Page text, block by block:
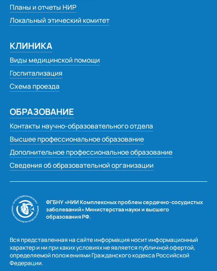
Планы и отчеты НИР
Локальный этический комитет
КЛИНИКА
Виды медицинской помощи
Госпитализация
Схема проезда
ОБРАЗОВАНИЕ
Контакты научно-образовательного отдела
Высшее профессиональное образование
Дополнительное профессиональное образование
Сведения об образовательной организации
ФГБНУ «НИИ Комплексных проблем сердечно-сосудистых
заболеваний» Министерства науки и высшего
образования РФ.
Вся представленная на сайте информация носит информационный
характер и ни при каких условиях не является публичной офертой,
определяемой положениями Гражданского кодекса Российской
Федерации.